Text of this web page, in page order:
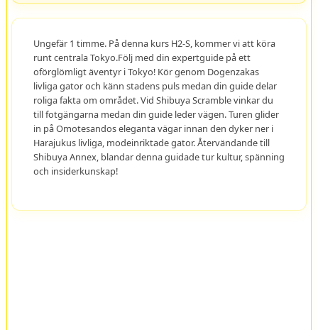
Ungefär 1 timme. På denna kurs H2-S, kommer vi att köra
runt centrala Tokyo.Följ med din expertguide på ett
oförglömligt äventyr i Tokyo! Kör genom Dogenzakas
livliga gator och känn stadens puls medan din guide delar
roliga fakta om området. Vid Shibuya Scramble vinkar du
till fotgängarna medan din guide leder vägen. Turen glider
in på Omotesandos eleganta vägar innan den dyker ner i
Harajukus livliga, modeinriktade gator. Återvändande till
Shibuya Annex, blandar denna guidade tur kultur, spänning
och insiderkunskap!